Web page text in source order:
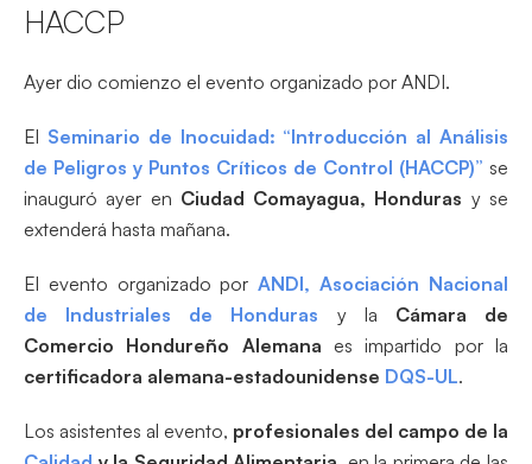
HACCP
Ayer dio comienzo el evento organizado por ANDI.
El Seminario de Inocuidad: “Introducción al Análisis
de Peligros y Puntos Críticos de Control (HACCP)” se
inauguró ayer en Ciudad Comayagua, Honduras y se
extenderá hasta mañana.
El evento organizado porANDI, Asociación Nacional
de Industriales de Honduras y la Cámara de
Comercio Hondureño Alemana es impartido por la
certificadora alemana-estadounidense DQS-UL.
Los asistentes al evento, profesionales del campo de la